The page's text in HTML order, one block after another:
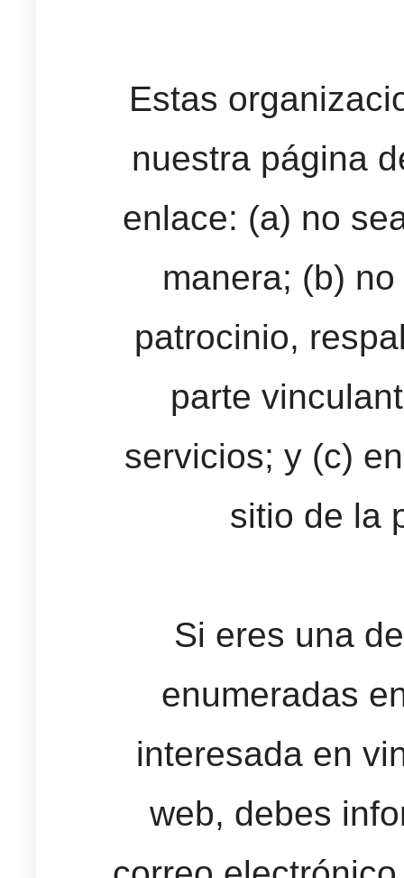
Estas
nuestra página
enlace: (a) no
manera; (b)
patrocinio,
parte
servicios; y (c)
sitio de la
Si eres una
enumeradas
interesada en
web, debes